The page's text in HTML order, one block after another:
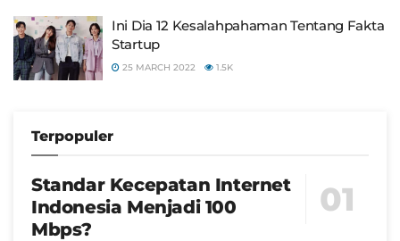
Ini Dia 12 Kesalahpahaman Tentang Fakta
Startup
25 MARCH 2022 1.5K
Terpopuler
Standar Kecepatan Internet
Indonesia Menjadi 100
Mbps?